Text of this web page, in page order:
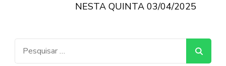
NESTA QUINTA 03/04/2025